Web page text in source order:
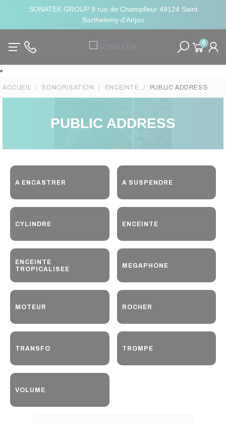
SONATEK GROUP 9 rue de Champfleur 49124 Saint
Barthelemy d'Anjou
0
ACCUEIL SONORISATION ENCEINTE PUBLIC ADDRESS
PUBLIC ADDRESS
A ENCASTRER A SUSPENDRE
CYLINDRE ENCEINTE
ENCEINTE
TROPICALISEE
MEGAPHONE
MOTEUR ROCHER
TRANSFO TROMPE
VOLUME